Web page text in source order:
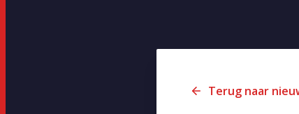
Terug naar